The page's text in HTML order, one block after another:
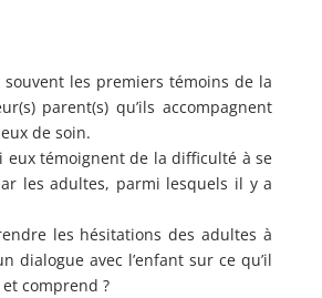
souvent les premiers témoins de la
parent(s) qu’ils accompagnent
de soin.
eux témoignent de la difficulté à se
les adultes, parmi lesquels il y a
les hésitations des adultes à
dialogue avec l’enfant sur ce qu’il
comprend ?